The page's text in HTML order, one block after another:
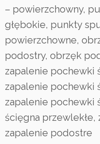
– powierzchowny,
głębokie, punkty
powierzchowne,
podostry, obrzęk
zapalenie pochewki
zapalenie pochewki
zapalenie pochewki
ścięgna przewlekłe,
zapalenie podostre